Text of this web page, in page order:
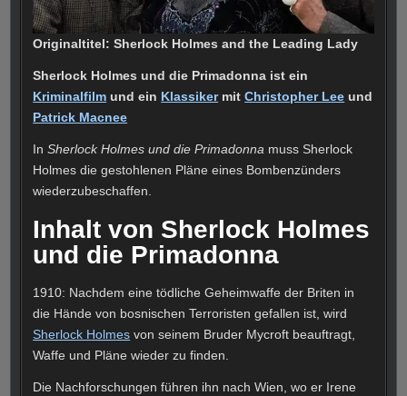
Originaltitel: Sherlock Holmes and the Leading Lady
Sherlock Holmes und die Primadonna ist ein
Kriminalfilm und ein KlassikermitChristopher Lee und
Patrick Macnee
InSherlock Holmes und die Primadonna muss Sherlock
Holmes die gestohlenen Pläne eines Bombenzünders
wiederzubeschaffen.
Inhalt von Sherlock Holmes
und die Primadonna
1910: Nachdem eine tödliche Geheimwaffe der Briten in
die Hände von bosnischen Terroristen gefallen ist, wird
Sherlock Holmes von seinem Bruder Mycroft beauftragt,
Waffe und Pläne wieder zu finden.
Die Nachforschungen führen ihn nachWien, wo er Irene